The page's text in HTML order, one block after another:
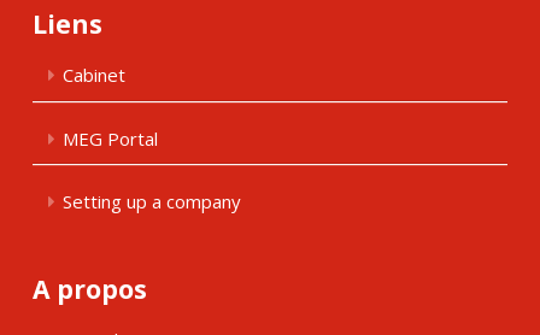
Liens
Cabinet
MEG Portal
Setting up a company
A propos